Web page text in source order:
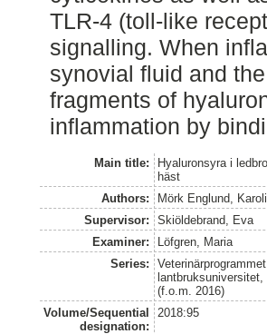
TLR-4 (toll-like
signalling. When
synovial fluid and
fragments of
inflammation by
Main title:
Hyaluronsyra i
häst
Authors:
Mörk Englund,
Supervisor:
Skiöldebrand, Eva
Examiner:
Löfgren, Maria
Series:
(f.o.m. 2016)
Volume/Sequential
designation:
2018:95